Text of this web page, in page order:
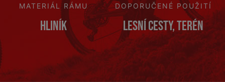
MATERIÁL RÁMU
Hliník
DOPORUČENÉ POUŽITÍ
Lesní cesty, terén